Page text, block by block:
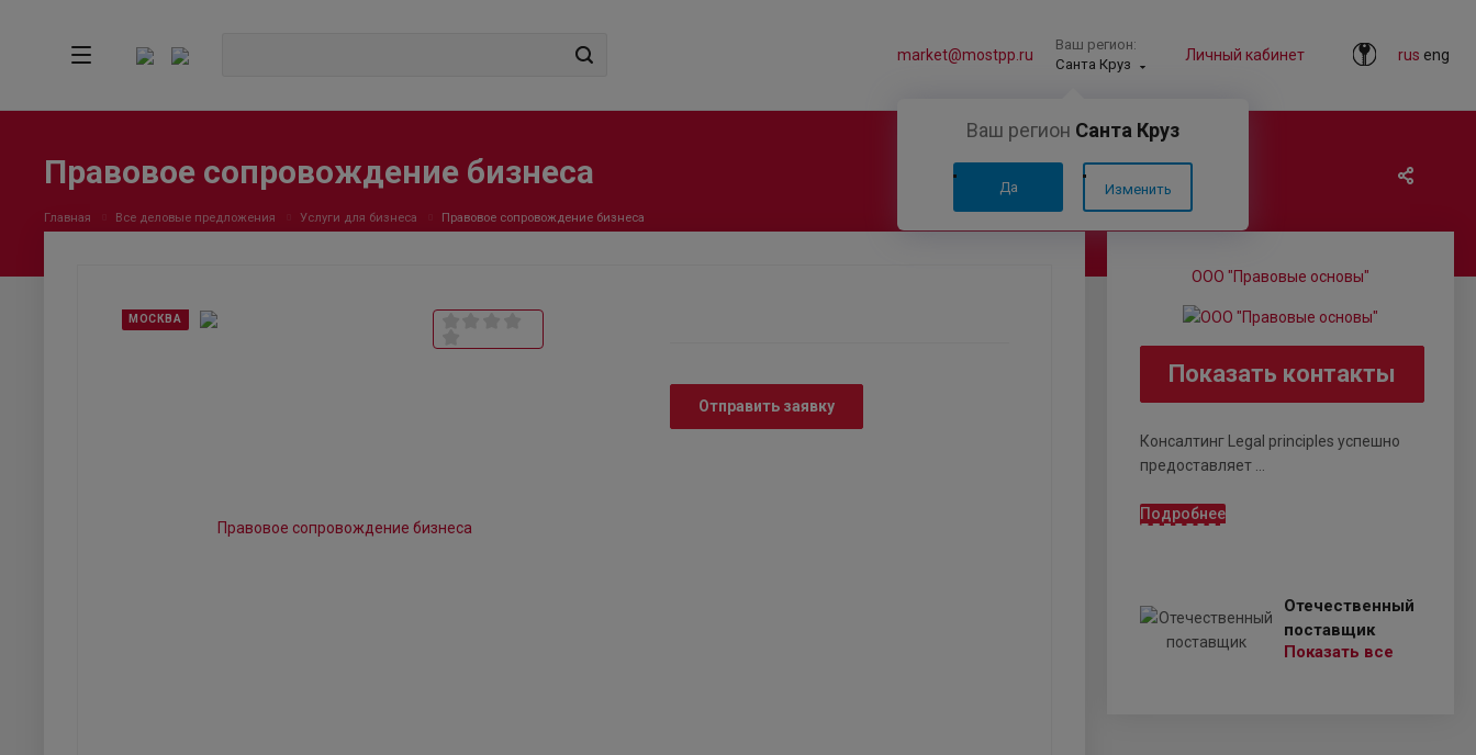
rus eng
Личный кабинет
Ваш регион:
Санта Круз
Ваш регион Санта Круз
Да Изменить
market@mostpp.ru
Правовое сопровождение бизнеса
Главная Все деловые предложения Услуги для бизнеса Правовое сопровождение бизнеса
ООО "Правовые основы"
Показать контакты
Консалтинг Legal principles успешно
предоставляет ...
Подробнее
Отечественный
поставщик
Показать все
МОСКВА
Отправить заявку